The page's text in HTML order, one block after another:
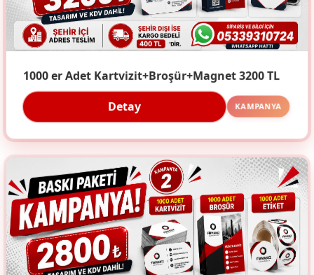
1000 er Adet Kartvizit+Broşür+Magnet 3200 TL
Detay KAMPANYA